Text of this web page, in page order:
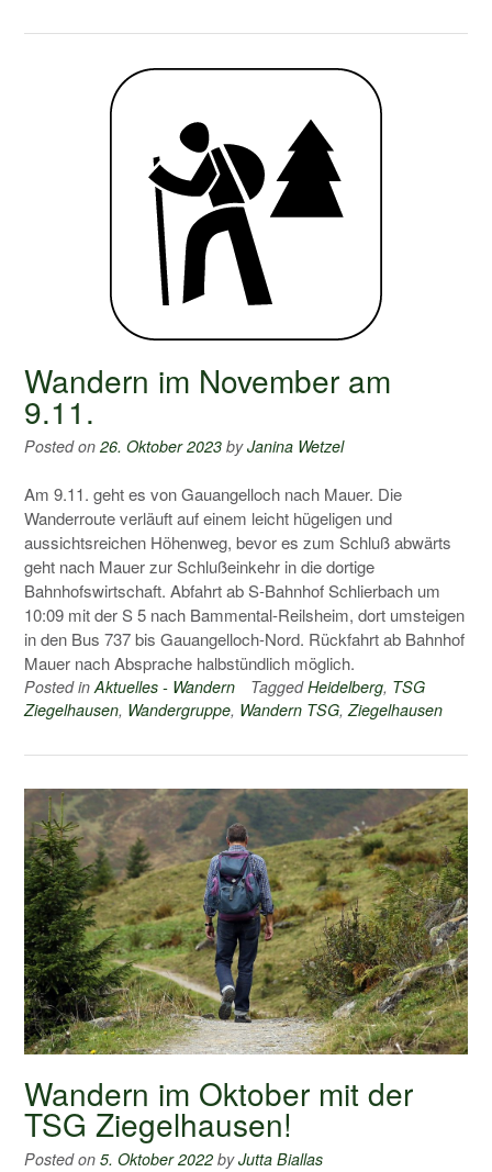
Wandern im November am
9.11.
Posted on 26. Oktober 2023 byJanina Wetzel
Am 9.11. geht es von Gauangelloch nach Mauer. Die
Wanderroute verläuft auf einem leicht hügeligen und
aussichtsreichen Höhenweg, bevor es zum Schluß abwärts
geht nach Mauer zur Schlußeinkehr in die dortige
Bahnhofswirtschaft. Abfahrt ab S-Bahnhof Schlierbach um
10:09 mit der S 5 nach Bammental-Reilsheim, dort umsteigen
in den Bus 737 bis Gauangelloch-Nord. Rückfahrt ab Bahnhof
Mauer nach Absprache halbstündlich möglich.
Posted inAktuelles - Wandern TaggedHeidelberg, TSG
Ziegelhausen, Wandergruppe, Wandern TSG,Ziegelhausen
Wandern im Oktober mit der
TSG Ziegelhausen!
Posted on 5. Oktober 2022 byJutta Biallas